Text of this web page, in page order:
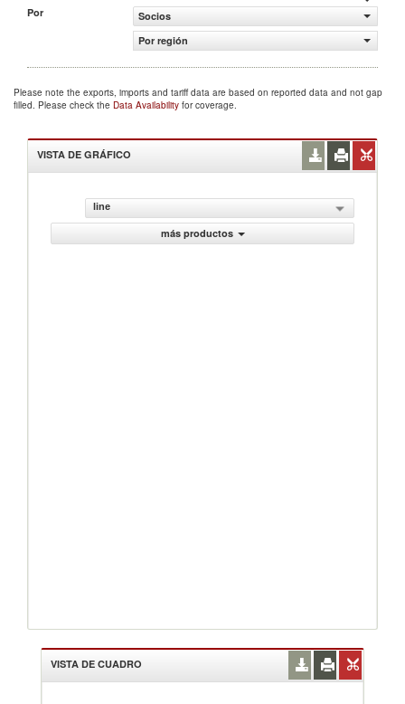
Por
Socios
Por región
Please note the exports, imports and tariff data are based on reported data and not gap
filled. Please check the Data Availability for coverage.
VISTA DE GRÁFICO
line
más productos
VISTA DE CUADRO